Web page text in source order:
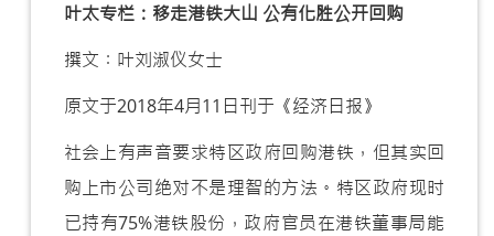
叶太专栏：移走港铁大山 公有化胜公开回购
撰文︰叶刘淑仪女士
原文于2018年4月11日刊于《经济日报》
社会上有声音要求特区政府回购港铁，但其实回
购上市公司绝对不是理智的方法。特区政府现时
已持有75%港铁股份，政府官员在港铁董事局能